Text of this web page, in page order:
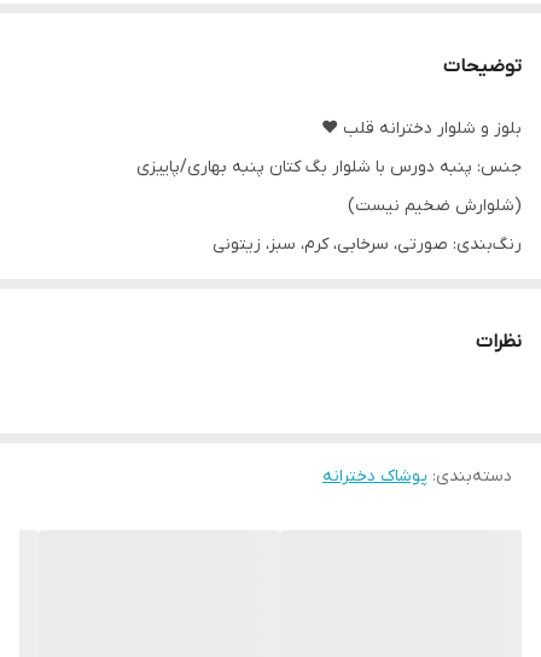
توضیحات
بلوز و شلوار دخترانه قلب ❤️
جنس: پنبه دورس با شلوار بگ کتان پنبه بهاری/پاییزی
(شلوارش ضخیم نیست)
رنگ‌بندی: صورتی، سرخابی، کرم، سبز، زیتونی
سایز۵۵: پهنا۴۰، آستین۴۶، قدبلوز۵۵، قدشلوار ۸۰
نظرات
دسته‌بندی: پوشاک دخترانه